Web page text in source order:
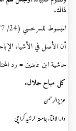
ذاك.
المبسوط للسرخسي (24/ 77):
أن ‌الأصل ‌في ‌الأشياء
حاشية ابن عابدين = رد المحتار
كل مباح حلال.
عزیزالرحمن
دار الافتاءجامعۃ الرشید کراچی